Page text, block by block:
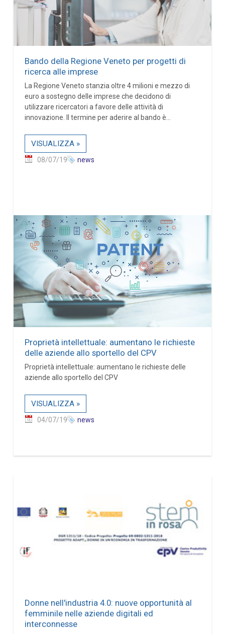
Bando della Regione Veneto per progetti di
ricerca alle imprese
La Regione Veneto stanzia oltre 4 milioni e mezzo di
euro a sostegno delle imprese che decidono di
utilizzare ricercatori a favore delle attività di
innovazione. Il termine per aderire al bando è...
VISUALIZZA »
08/07/19 news
Proprietà intellettuale: aumentano le richieste
delle aziende allo sportello del CPV
Proprietà intellettuale: aumentano le richieste delle
aziende allo sportello del CPV
VISUALIZZA »
04/07/19 news
Donne nell'industria 4.0: nuove opportunità al
femminile nelle aziende digitali ed
interconnesse